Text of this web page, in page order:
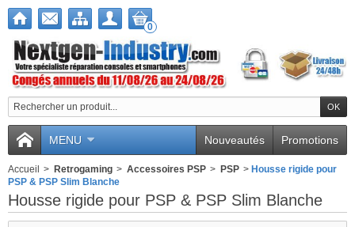
0
MENU Promotions
Nouveautés
Accueil > Retrogaming > Accessoires PSP > PSP > Housse rigide pour
PSP & PSP Slim Blanche
Housse rigide pour PSP & PSP Slim Blanche